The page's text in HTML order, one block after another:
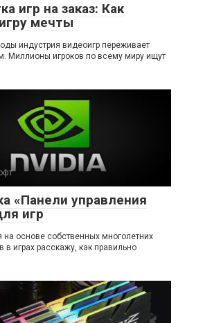
игр на заказ: Как
мечты
индустрия видеоигр переживает
Миллионы игроков по всему миру ищут
«Панели управления
игр
на основе собственных многолетних
в играх расскажу, как правильно